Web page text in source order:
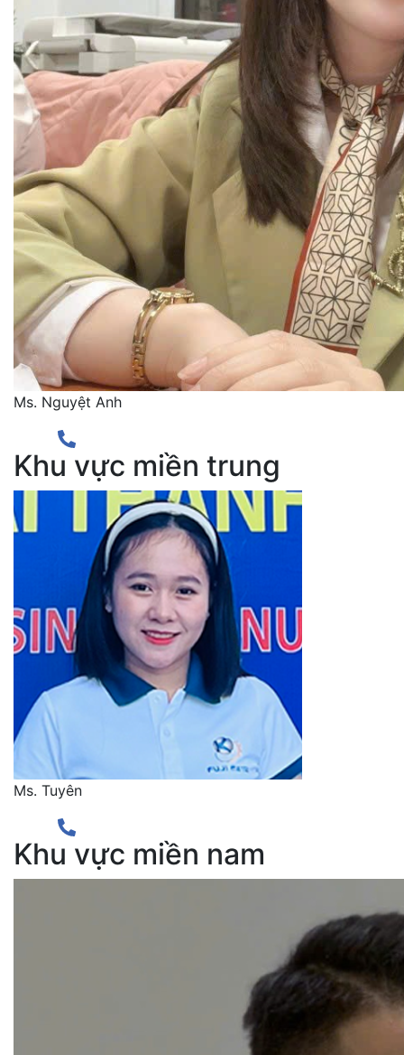
Ms. Nguyệt Anh
Khu vực miền trung
Ms. Tuyên
Khu vực miền nam